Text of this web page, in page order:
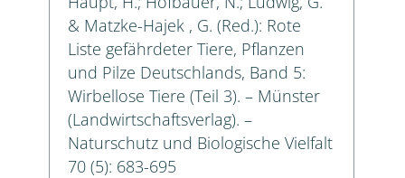
& Matzke-Hajek , G. (Red.): Rote
Liste gefährdeter Tiere, Pflanzen
und Pilze Deutschlands, Band 5:
Wirbellose Tiere (Teil 3). – Münster
(Landwirtschaftsverlag). –
Naturschutz und Biologische Vielfalt
70 (5): 683-695